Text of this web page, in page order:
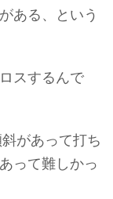
ある、という
スするんで
があって打ち
って難しかっ